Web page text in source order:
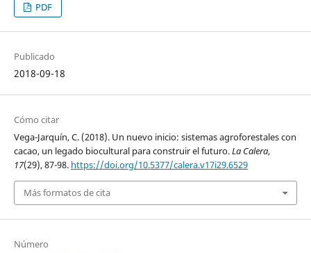
PDF
Publicado
2018-09-18
Cómo citar
Vega-Jarquín, C. (2018). Un nuevo inicio: sistemas agroforestales con
cacao, un legado biocultural para construir el futuro.La Calera,
17(29), 87-98. https://doi.org/10.5377/calera.v17i29.6529
Más formatos de cita
Número